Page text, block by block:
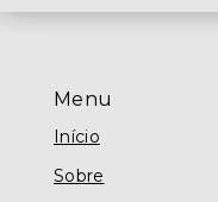
Menu
Início
Sobre